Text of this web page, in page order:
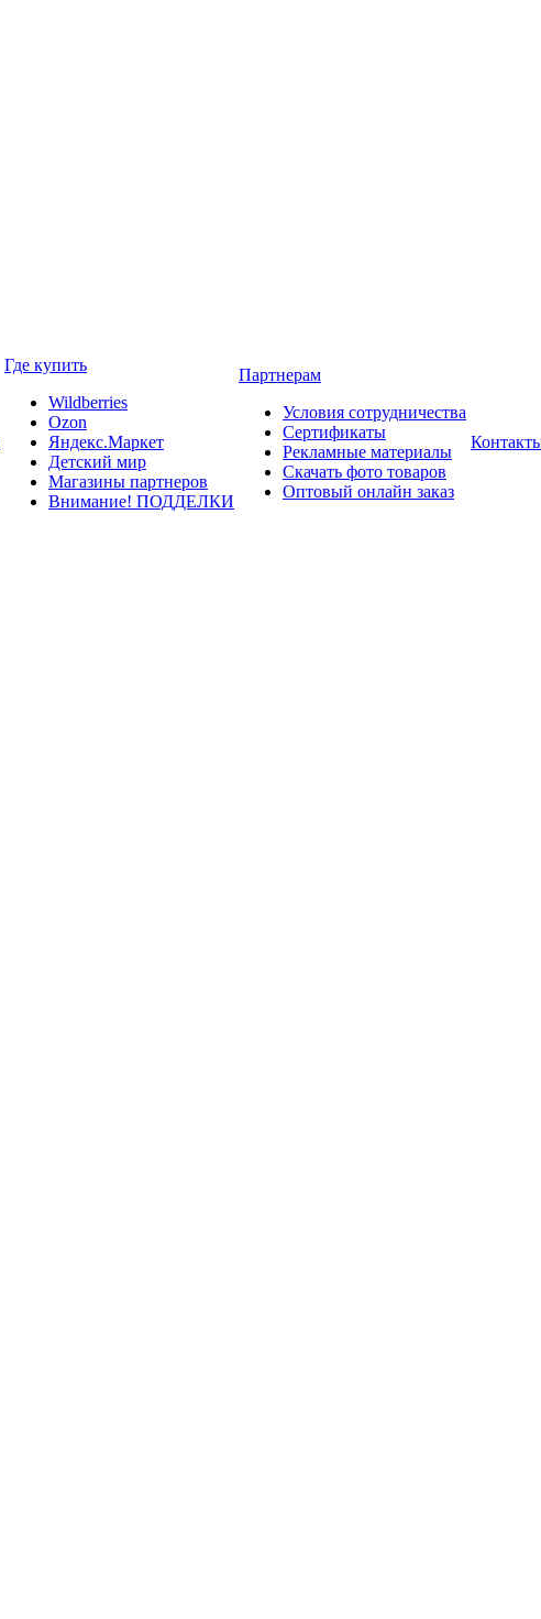
Где купить
Wildberries
Ozon
Яндекс.Маркет
Детский мир
Магазины партнеров
Внимание! ПОДДЕЛКИ
Партнерам
Условия сотрудничества
Сертификаты
Рекламные материалы
Скачать фото товаров
Оптовый онлайн заказ